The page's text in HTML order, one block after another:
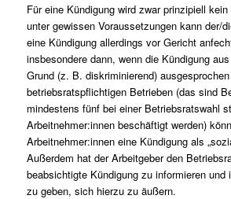
Für eine Kündigung wird zwar prinzipiell
unter gewissen Voraussetzungen kann der/
eine Kündigung allerdings vor Gericht
insbesondere dann, wenn die Kündigung
Grund (z. B. diskriminierend)
betriebsratspflichtigen Betrieben (das sind
mindestens fünf bei einer Betriebsratswahl
Arbeitnehmer:innen beschäftigt werden)
Arbeitnehmer:innen eine Kündigung als
Außerdem hat der Arbeitgeber den
beabsichtigte Kündigung zu informieren und
zu geben, sich hierzu zu äußern.